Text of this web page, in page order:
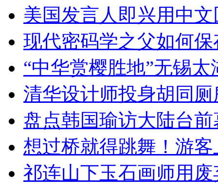
美国发言人即兴用中
现代密码学之父如何
“中华赏樱胜地”无锡
清华设计师投身胡同
盘点韩国瑜访大陆台
想过桥就得跳舞！游客
祁连山下玉石画师用